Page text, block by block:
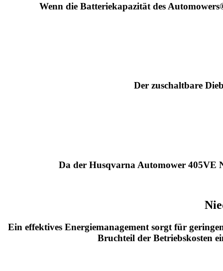
Wenn die Batteriekapazität des
Der zuschaltbare
Da der Husqvarna Automower 405VE
Ein effektives Energiemanagement sorgt für
Bruchteil der Betriebskosten